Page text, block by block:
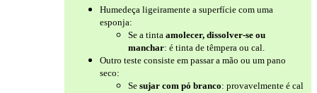
Humedeça ligeiramente a superfície com uma
esponja:
Se a tinta amolecer, dissolver-se ou
manchar: é tinta de têmpera ou cal.
Outro teste consiste em passar a mão ou um pano
seco:
Se sujar com pó branco: provavelmente é cal